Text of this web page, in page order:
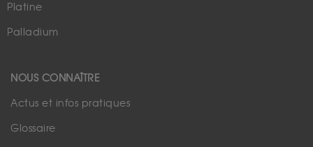
Platine
Palladium
NOUS CONNAÎTRE
Actus et infos pratiques
Glossaire